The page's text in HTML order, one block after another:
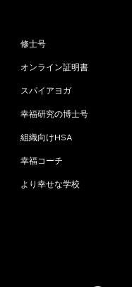
修士号
オンライン証明書
スパイアヨガ
幸福研究の博士号
組織向けHSA
幸福コーチ
より幸せな学校